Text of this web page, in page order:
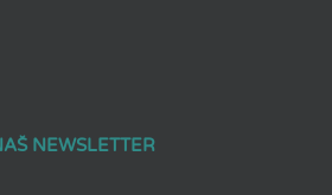
NEWSLETTER